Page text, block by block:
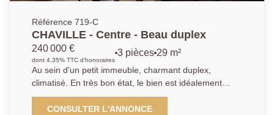
Référence 719-C
CHAVILLE - Centre - Beau duplex
240 000 €
dont 4.35% TTC d'honoraires
3 pièces 29 m²
Au sein d'un petit immeuble, charmant duplex,
climatisé. En très bon état, le bien est idéalement
situé, proche de toutes commodités et à environ 350
m de la gare Chaville-Rive-Droite. D'une surface de
CONSULTER L'ANNONCE